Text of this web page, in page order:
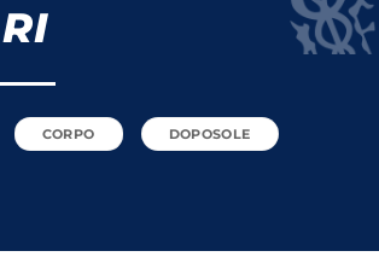
CORPO DOPOSOLE